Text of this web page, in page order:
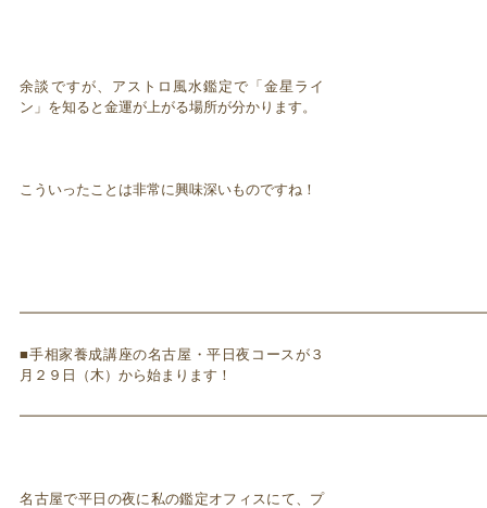
余談ですが、アストロ風水鑑定で「金星ライ
ン」を知ると金運が上がる場所が分かります。
こういったことは非常に興味深いものですね！
■手相家養成講座の名古屋・平日夜コースが３
月２９日（木）から始まります！
名古屋で平日の夜に私の鑑定オフィスにて、プ